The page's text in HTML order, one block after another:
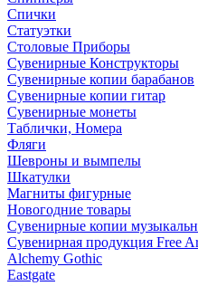
Спички
Статуэтки
Столовые Приборы
Сувенирные Конструкторы
Сувенирные копии барабанов
Сувенирные копии гитар
Сувенирные монеты
Таблички, Номера
Фляги
Шевроны и вымпелы
Шкатулки
Магниты фигурные
Новогодние товары
Сувенирные копии
Сувенирная продукция Free
Alchemy Gothic
Eastgate